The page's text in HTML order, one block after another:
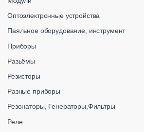
Оптоэлектронные устройства
Паяльное оборудование, инструмент
Приборы
Разьёмы
Резисторы
Разные приборы
Резонаторы, Генераторы,Фильтры
Реле